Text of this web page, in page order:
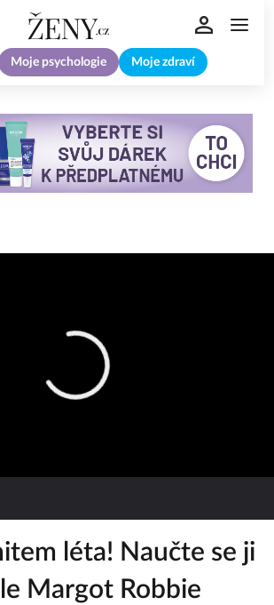
Moje psychologie Moje zdraví
léta! Naučte se ji
Margot Robbie